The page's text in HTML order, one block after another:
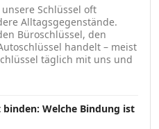
Schlüssel oft
Alltagsgegenstände.
Büroschlüssel, den
handelt – meist
täglich mit uns und
binden: Welche Bindung ist